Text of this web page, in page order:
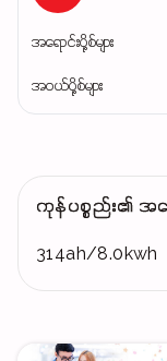
အရောင်းပို့စ်များ
အဝယ်ပို့စ်များ
ကုန်ပစ္စည်း၏ အ
314ah/8.0kwh